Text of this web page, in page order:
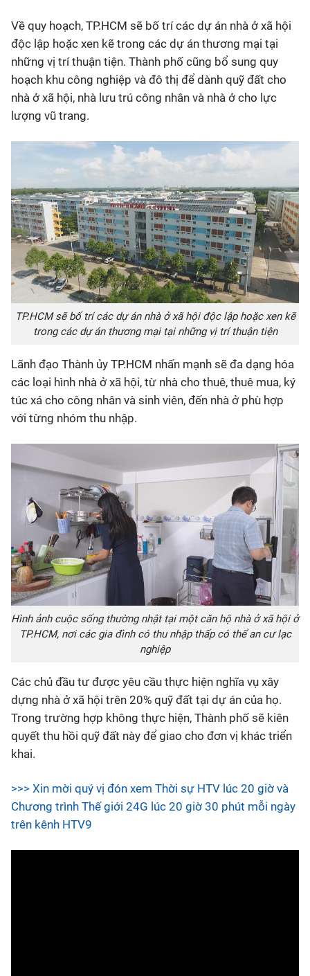
Về quy hoạch, TP.HCM sẽ bố trí các dự án nhà ở xã hội
độc lập hoặc xen kẽ trong các dự án thương mại tại
những vị trí thuận tiện. Thành phố cũng bổ sung quy
hoạch khu công nghiệp và đô thị để dành quỹ đất cho
nhà ở xã hội, nhà lưu trú công nhân và nhà ở cho lực
lượng vũ trang.
TP.HCM sẽ bố trí các dự án nhà ở xã hội độc lập hoặc xen kẽ
trong các dự án thương mại tại những vị trí thuận tiện
Lãnh đạo Thành ủy TP.HCM nhấn mạnh sẽ đa dạng hóa
các loại hình nhà ở xã hội, từ nhà cho thuê, thuê mua, ký
túc xá cho công nhân và sinh viên, đến nhà ở phù hợp
với từng nhóm thu nhập.
Hình ảnh cuộc sống thường nhật tại một căn hộ nhà ở xã hội ở
TP.HCM, nơi các gia đình có thu nhập thấp có thể an cư lạc
nghiệp
Các chủ đầu tư được yêu cầu thực hiện nghĩa vụ xây
dựng nhà ở xã hội trên 20% quỹ đất tại dự án của họ.
Trong trường hợp không thực hiện, Thành phố sẽ kiên
quyết thu hồi quỹ đất này để giao cho đơn vị khác triển
khai.
>>> Xin mời quý vị đón xem Thời sự HTV lúc 20 giờ và
Chương trình Thế giới 24G lúc 20 giờ 30 phút mỗi ngày
trên kênh HTV9